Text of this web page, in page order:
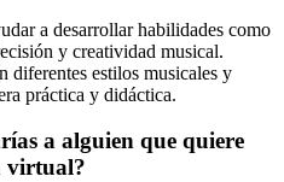
a desarrollar habilidades como
y creatividad musical.
diferentes estilos musicales y
práctica y didáctica.
a alguien que quiere
virtual?